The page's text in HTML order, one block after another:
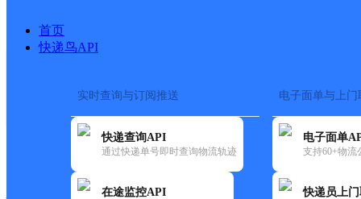
首页
快递鸟API
实时查询与订阅推送
快递查询API
通过快递单号即时查询物流轨迹
在途监控API
电子面单与上门
电子面单
支持60+物流
快递员上
快运大全 快递时效